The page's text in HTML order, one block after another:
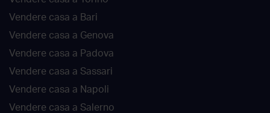
Vendere casa a Bari
Vendere casa a Genova
Vendere casa a Padova
Vendere casa a Sassari
Vendere casa a Napoli
Vendere casa a Salerno